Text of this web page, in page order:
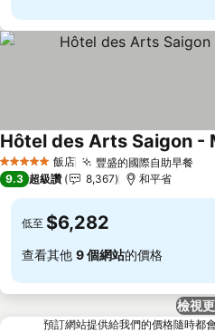
5 星級 飯店 豐盛的國際自助早餐查
Hôtel des Arts Saigon -
9.3 超級讚 8,367 和平省
低至 $6,282
查看其他 9 個網站的價格
檢視
預訂網站提供給我們的價格隨時都